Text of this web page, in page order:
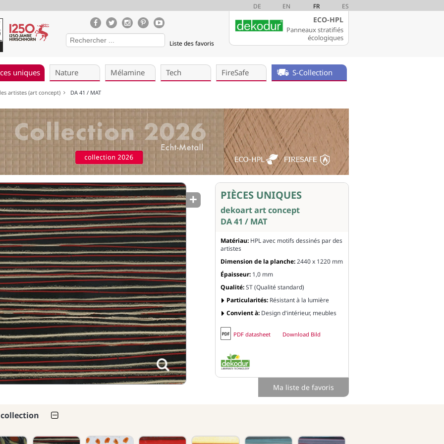
DE EN FR ES
Liste des favoris
ECO-HPL
Panneaux stratifiés
écologiques
uniques Nature Mélamine Tech FireSafe S-Collection
artistes (art concept) DA 41 / MAT
PIÈCES UNIQUES
dekoart art concept
DA 41 / MAT
Matériau: HPL avec motifs dessinés par des
artistes
Dimension de la planche:2440 x 1220 mm
Épaisseur: 1,0 mm
Qualité:ST (Qualité standard)
Particularités: Résistant à la lumière
Convient à: Design d'intérieur, meubles
PDF datasheet Download Bild
Ma liste de favoris